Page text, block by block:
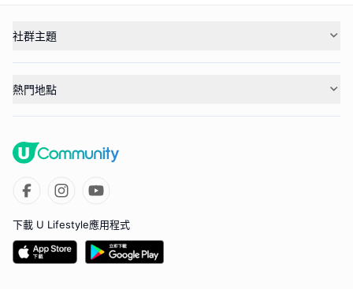
社群主題
熱門地點
下載 U Lifestyle應用程式